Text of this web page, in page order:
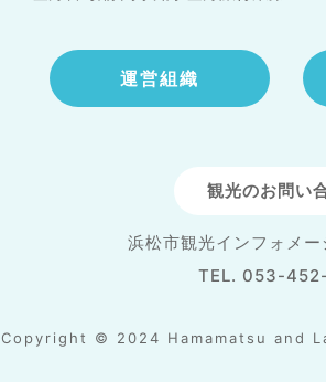
運営組織
観光のお問い
浜松市観光インフォメ
TEL. 053-
Copyright © 2024 Hamamatsu and